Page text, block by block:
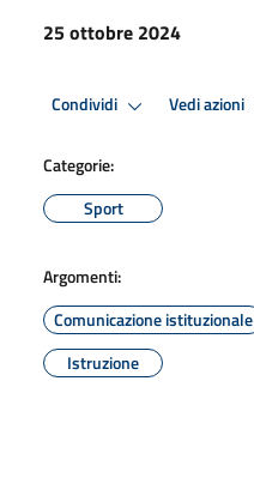
25 ottobre 2024
Condividi Vedi azioni
Categorie:
Sport
Argomenti:
Comunicazione istituzionale
Istruzione